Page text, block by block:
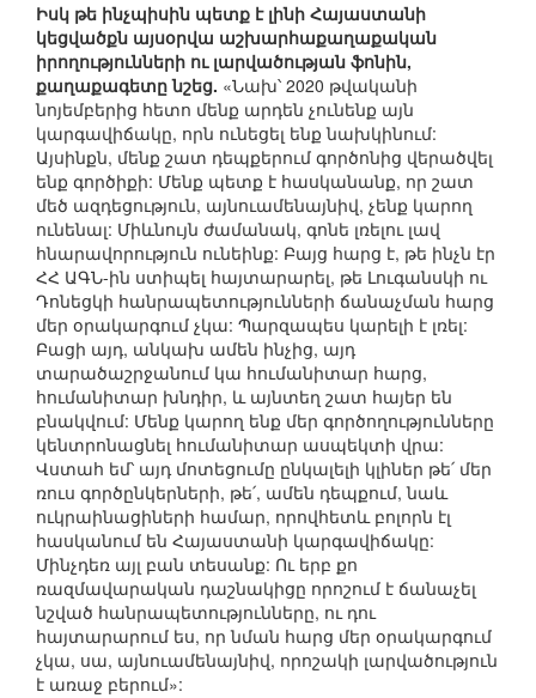
Իսկ թե ինչպիսին պետք է լինի Հայաստանի
կեցվածքն այսօրվա աշխարհաքաղաքական
իրողությունների ու լարվածության ֆոնին,
քաղաքագետը նշեց. «Նախ՝ 2020 թվականի
նոյեմբերից հետո մենք արդեն չունենք այն
կարգավիճակը, որն ունեցել ենք նախկինում:
Այսինքն, մենք շատ դեպքերում գործոնից վերածվել
ենք գործիքի: Մենք պետք է հասկանանք, որ շատ
մեծ ազդեցություն, այնուամենայնիվ, չենք կարող
ունենալ: Միևնույն ժամանակ, գոնե լռելու լավ
հնարավորություն ունեինք: Բայց հարց է, թե ինչն էր
ՀՀ ԱԳՆ-ին ստիպել հայտարարել, թե Լուգանսկի ու
Դոնեցկի հանրապետությունների ճանաչման հարց
մեր օրակարգում չկա: Պարզապես կարելի է լռել:
Բացի այդ, անկախ ամեն ինչից, այդ
տարածաշրջանում կա հումանիտար հարց,
հումանիտար խնդիր, և այնտեղ շատ հայեր են
բնակվում: Մենք կարող ենք մեր գործողությունները
կենտրոնացնել հումանիտար ասպեկտի վրա:
Վստահ եմ՝ այդ մոտեցումը ընկալելի կլիներ թե՛ մեր
ռուս գործընկերների, թե՛, ամեն դեպքում, նաև
ուկրաինացիների համար, որովհետև բոլորն էլ
հասկանում են Հայաստանի կարգավիճակը:
Մինչդեռ այլ բան տեսանք: Ու երբ քո
ռազմավարական դաշնակիցը որոշում է ճանաչել
նշված հանրապետությունները, ու դու
հայտարարում ես, որ նման հարց մեր օրակարգում
չկա, սա, այնուամենայնիվ, որոշակի լարվածություն
է առաջ բերում»: